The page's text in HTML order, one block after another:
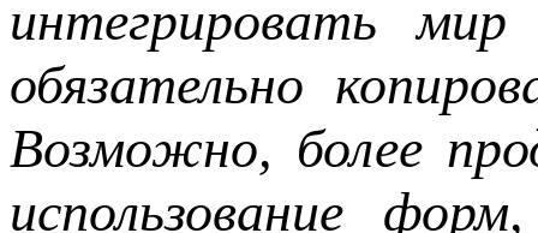
интегрировать
обязательно
Возможно, более
использование